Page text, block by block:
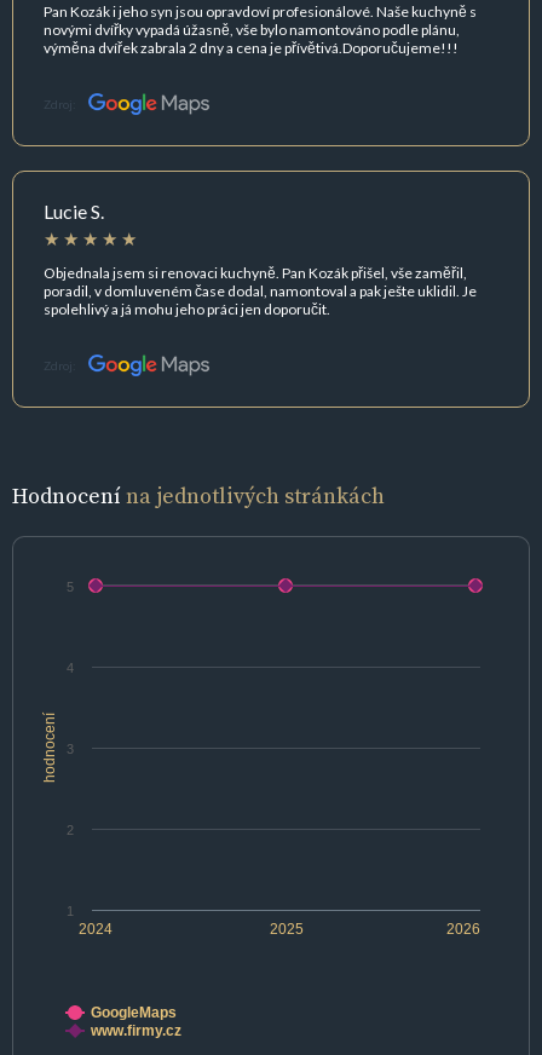
Pan Kozák i jeho syn jsou opravdoví profesionálové. Naše kuchyně s
novými dvířky vypadá úžasně, vše bylo namontováno podle plánu,
výměna dvířek zabrala 2 dny a cena je přívětivá.Doporučujeme!!!
Zdroj:
Lucie S.
Objednala jsem si renovaci kuchyně. Pan Kozák přišel, vše zaměřil,
poradil, v domluveném čase dodal, namontoval a pak ješte uklidil. Je
spolehlivý a já mohu jeho práci jen doporučit.
Zdroj:
Hodnocenína jednotlivých stránkách
hodnocení
2024 2025 2026
1
2
3
4
5
GoogleMaps
www.firmy.cz